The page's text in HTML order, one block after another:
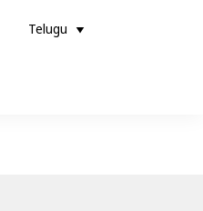
Telugu